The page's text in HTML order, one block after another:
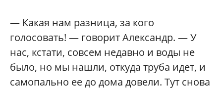
— Какая нам разница, за кого
голосовать! — говорит Александр. — У
нас, кстати, совсем недавно и воды не
было, но мы нашли, откуда труба идет, и
самопально ее до дома довели. Тут снова